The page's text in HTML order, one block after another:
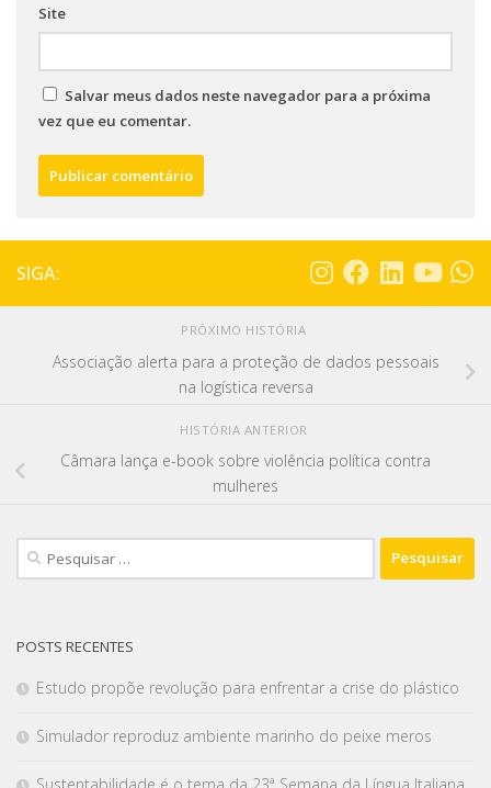
Site
Salvar meus dados neste navegador para a próxima
vez que eu comentar.
SIGA:
PRÓXIMO HISTÓRIA
Associação alerta para a proteção de dados pessoais
na logística reversa
HISTÓRIA ANTERIOR
Câmara lança e-book sobre violência política contra
mulheres
POSTS RECENTES
Estudo propõe revolução para enfrentar a crise do plástico
Simulador reproduz ambiente marinho do peixe meros
Sustentabilidade é o tema da 23ª Semana da Língua Italiana